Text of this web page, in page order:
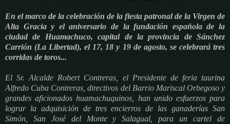
En el marco de la celebración de la fiesta patronal de la Virgen de
Alta Gracia y el aniversario de la fundación española de la
ciudad de Huamachuco, capital de la provincia de Sánchez
Carrión (La Libertad), el 17, 18 y 19 de agosto, se celebrará tres
corridas de toros...
El Sr. Alcalde Robert Contreras, el Presidente de feria taurina
Alfredo Cuba Contreras, directivos del Barrio Mariscal Orbegoso y
grandes aficionados huamachuquinos, han unido esfuerzos para
lograr la adquisición de tres encierros de las ganaderías San
Simón, San José del Monte y Salagual, para un cartel de